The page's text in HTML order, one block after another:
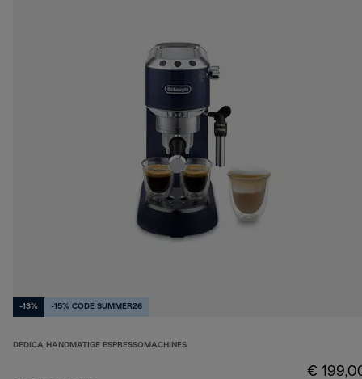
-13% -15% CODE SUMMER26
DEDICA HANDMATIGE ESPRESSOMACHINES
€